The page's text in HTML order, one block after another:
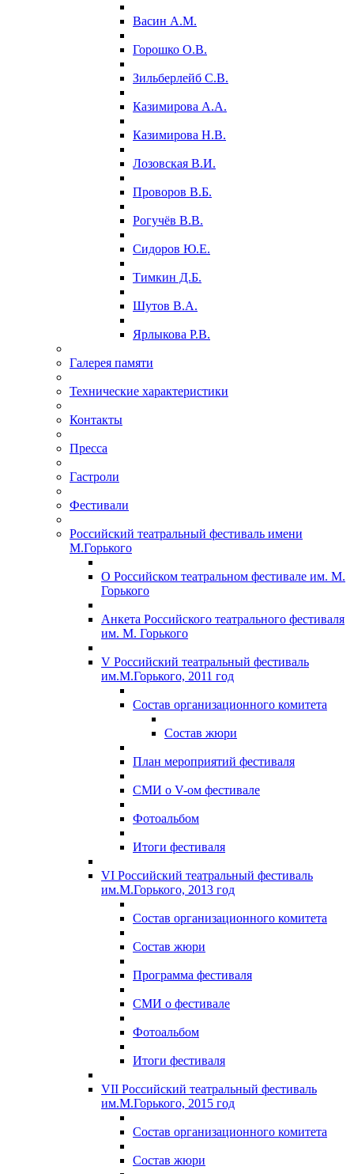
Васин А.М.
Горошко О.В.
Зильберлейб С.В.
Казимирова А.А.
Казимирова Н.В.
Лозовская В.И.
Проворов В.Б.
Рогучёв В.В.
Сидоров Ю.Е.
Тимкин Д.Б.
Шутов В.А.
Ярлыкова Р.В.
Галерея памяти
Технические характеристики
Контакты
Пресса
Гастроли
Фестивали
Российский театральный фестиваль имени
М.Горького
О Российском театральном фестивале им. М.
Горького
Анкета Российского театрального фестиваля
им. М. Горького
V Российский театральный фестиваль
им.М.Горького, 2011 год
Состав организационного комитета
Состав жюри
План мероприятий фестиваля
СМИ о V-ом фестивале
Фотоальбом
Итоги фестиваля
VI Российский театральный фестиваль
им.М.Горького, 2013 год
Состав организационного комитета
Состав жюри
Программа фестиваля
СМИ о фестивале
Фотоальбом
Итоги фестиваля
VII Российский театральный фестиваль
им.М.Горького, 2015 год
Состав организационного комитета
Состав жюри